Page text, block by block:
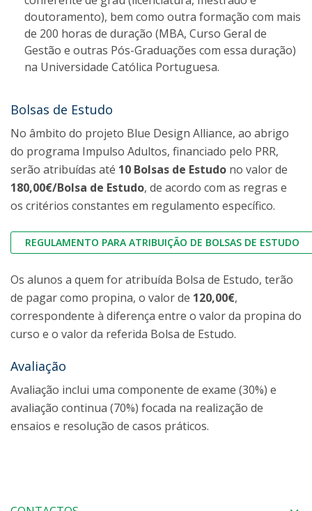
doutoramento), bem como outra formação com mais
de 200 horas de duração (MBA, Curso Geral de
Gestão e outras Pós-Graduações com essa duração)
na Universidade Católica Portuguesa.
Bolsas de Estudo
No âmbito do projeto Blue Design Alliance, ao abrigo
do programa Impulso Adultos, financiado pelo PRR,
serão atribuídas até 10 Bolsas de Estudo no valor de
180,00€/Bolsa de Estudo, de acordo com as regras e
os critérios constantes em regulamento específico.
REGULAMENTO PARA ATRIBUIÇÃO DE BOLSAS DE ESTUDO
Os alunos a quem for atribuída Bolsa de Estudo, terão
de pagar como propina, o valor de 120,00€,
correspondente à diferença entre o valor da propina do
curso e o valor da referida Bolsa de Estudo.
Avaliação
Avaliação inclui uma componente de exame (30%) e
avaliação continua (70%) focada na realização de
ensaios e resolução de casos práticos.